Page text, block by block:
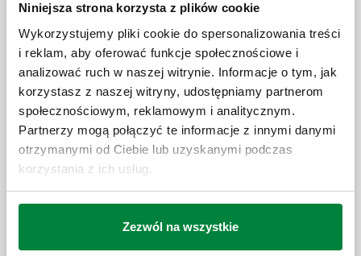
Niniejsza strona korzysta z plików cookie
Wykorzystujemy pliki cookie do spersonalizowania treści
i reklam, aby oferować funkcje społecznościowe i
analizować ruch w naszej witrynie. Informacje o tym, jak
korzystasz z naszej witryny, udostępniamy partnerom
społecznościowym, reklamowym i analitycznym.
Partnerzy mogą połączyć te informacje z innymi danymi
otrzymanymi od Ciebie lub uzyskanymi podczas
korzystania z ich usług.
Zezwól na wszystkie
Drzwiczki inspekcyjne z tworzywa
Wpuszczana skrzynka z ramą
Drzwiczki inspekcyjne z ramą.